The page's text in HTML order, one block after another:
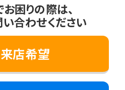
困りの際は、
合わせください
来店希望